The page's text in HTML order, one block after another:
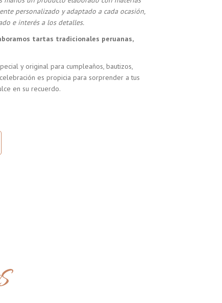
personalizado y adaptado a cada ocasión,
e interés a los detalles.
tartas tradicionales peruanas,
y original para cumpleaños, bautizos,
es propicia para sorprender a tus
en su recuerdo.